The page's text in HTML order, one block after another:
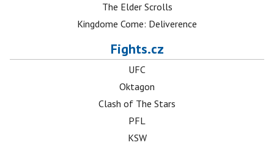
The Elder Scrolls
Kingdome Come: Deliverence
Fights.cz
UFC
Oktagon
Clash of The Stars
PFL
KSW